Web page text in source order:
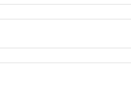
della propria vita.